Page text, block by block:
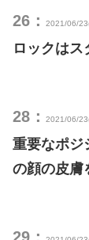
26： 2021/06/
ロックは
28： 2021/06/
重要なポジ
の顔の皮膚